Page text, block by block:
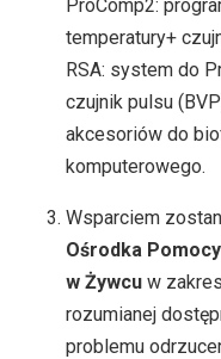
ProComp2:
temperatury+
RSA: system do
czujnik pulsu
akcesoriów do
komputerowego.
Wsparciem
Ośrodka
w Żywcu w
rozumianej
problemu